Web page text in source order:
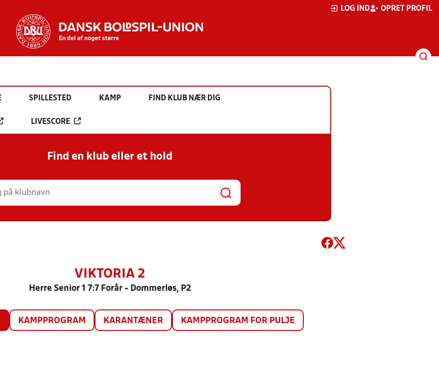
LOG IND OPRET PROFIL
SPILLESTED KAMP FIND KLUB NÆR DIG
LIVESCORE
Find en klub eller et hold
VIKTORIA 2
Herre Senior 1 7:7 Forår - Dommerløs, P2
KAMPPROGRAM KARANTÆNER KAMPPROGRAM FOR PULJE